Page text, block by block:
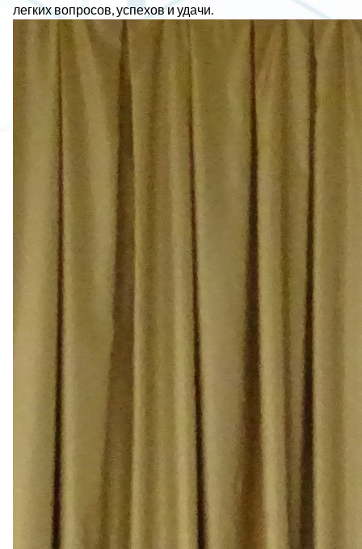
легких вопросов, успехов и удачи.